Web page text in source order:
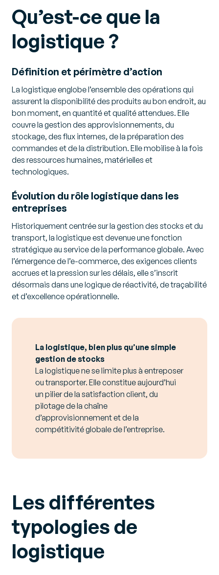
Qu’est-ce que la
logistique ?
Définition et périmètre d’action
La logistique englobe l’ensemble des opérations qui
assurent la disponibilité des produits au bon endroit, au
bon moment, en quantité et qualité attendues. Elle
couvre la gestion des approvisionnements, du
stockage, des flux internes, de la préparation des
commandes et de la distribution. Elle mobilise à la fois
des ressources humaines, matérielles et
technologiques.
Évolution du rôle logistique dans les
entreprises
Historiquement centrée sur la gestion des stocks et du
transport, la logistique est devenue une fonction
stratégique au service de la performance globale. Avec
l’émergence de l’e-commerce, des exigences clients
accrues et la pression sur les délais, elle s’inscrit
désormais dans une logique de réactivité, de traçabilité
et d’excellence opérationnelle.
La logistique, bien plus qu’une simple
gestion de stocks
La logistique ne se limite plus à entreposer
ou transporter. Elle constitue aujourd’hui
un pilier de la satisfaction client, du
pilotage de la chaîne
d’approvisionnement et de la
compétitivité globale de l’entreprise.
Les différentes
typologies de
logistique